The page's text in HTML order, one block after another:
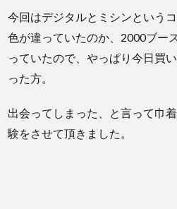
今回はデジタルとミシンという
色が違っていたのか、2000ブー
っていたので、やっぱり今日買
った方。
出会ってしまった、と言って巾
験をさせて頂きました。